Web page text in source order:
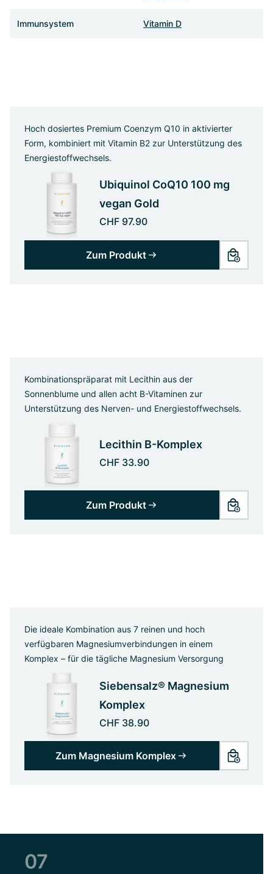
Immunsystem Vitamin D
Hoch dosiertes Premium Coenzym Q10 in aktivierter
Form, kombiniert mit Vitamin B2 zur Unterstützung des
Energiestoffwechsels.
Ubiquinol CoQ10 100 mg
vegan Gold
CHF 97.90
Zum Produkt
Kombinationspräparat mit Lecithin aus der
Sonnenblume und allen acht B-Vitaminen zur
Unterstützung des Nerven- und Energiestoffwechsels.
Lecithin B-Komplex
CHF 33.90
Zum Produkt
Die ideale Kombination aus 7 reinen und hoch
verfügbaren Magnesiumverbindungen in einem
Komplex – für die tägliche Magnesium Versorgung
Siebensalz® Magnesium
Komplex
CHF 38.90
Zum Magnesium Komplex
07